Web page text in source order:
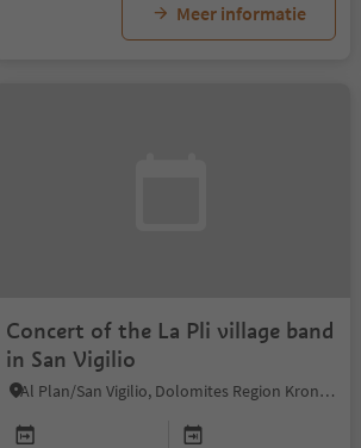
Meer informatie
Concert of the La Pli village band
in San Vigilio
Al Plan/San Vigilio, Dolomites Region Kronplatz/Plan de Corones